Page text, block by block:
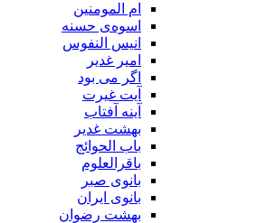
ام المومنین
اسوه‌ی حسنه
انیس النفوس
امیر غدیر
اگر می بود
آیت غیرت
آینه آفتاب
بهشت غدیر
باب الحوائج
باقرالعلوم
بانوی صبر
بانوی ایران
بهشت رضوان